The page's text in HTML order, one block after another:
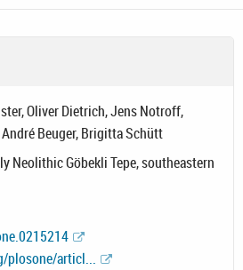
Oliver Dietrich, Jens Notroff,
Beuger, Brigitta Schütt
Neolithic Göbekli Tepe, southeastern
plosone/articl...